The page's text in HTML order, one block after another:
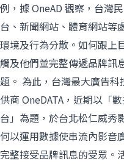
例，據 OneAD 觀察，台灣
台、新聞網站、體育網站等
環境及行為分散。如何跟上
觸及他們並完整傳遞品牌訊
題。 為此，台灣最大廣告
供商 OneDATA，近期以「
台」為題，於台北松仁威秀
何以運用數據使串流內影音
完整接受品牌訊息的受眾。